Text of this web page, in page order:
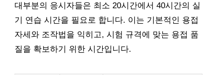
대부분의 응시자들은 최소 20시간에서 40시간의 실
기 연습 시간을 필요로 합니다. 이는 기본적인 용접
자세와 조작법을 익히고, 시험 규격에 맞는 용접 품
질을 확보하기 위한 시간입니다.